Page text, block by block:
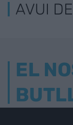
AVUI
EL